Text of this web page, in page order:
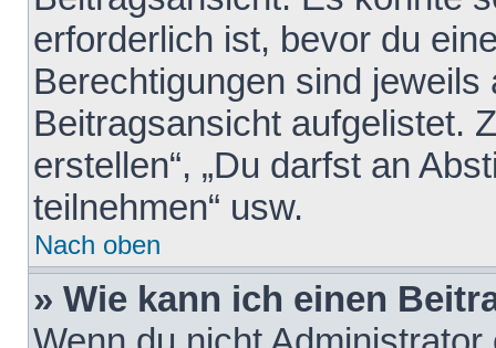
erforderlich ist, bevor du
Berechtigungen sind
Beitragsansicht aufgelistet.
erstellen“, „Du darfst an
teilnehmen“ usw.
Nach oben
» Wie kann ich einen